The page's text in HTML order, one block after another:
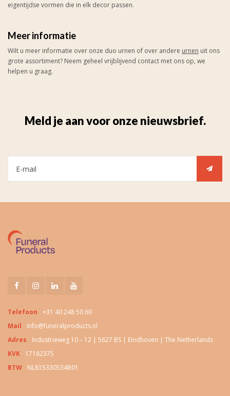
eigentijdse vormen die in elk decor passen.
Meer informatie
Wilt u meer informatie over onze duo urnen of over andere urnen uit ons
grote assortiment? Neem geheel vrijblijvend contact met ons op, we
helpen u graag.
Meld je aan voor onze nieuwsbrief.
Telefoon
+31 40 248 50 60
Mail
info@funeralproducts.nl
Adres
Industrieweg 10 – 12 | 5627 BS | Eindhoven | The Netherlands
KVK
17182375
BTW
NL815330534B01